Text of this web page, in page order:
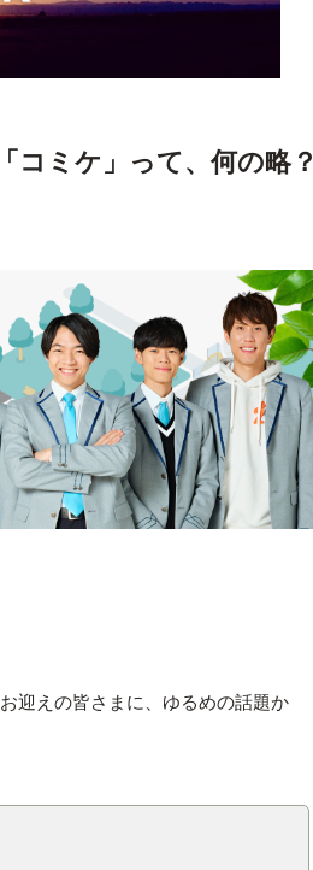
コミケ」って、何の略？
迎えの皆さまに、ゆるめの話題か